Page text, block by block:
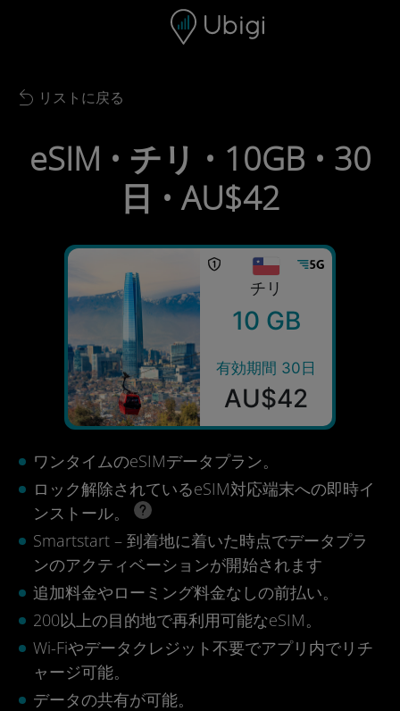
ナビゲーションバー フッター
Back to list
リストに戻る
eSIM • チリ • 10GB • 30
日 • AU$42
チリ
10 GB
有効期間 30日
AU$42
ワンタイムのeSIMデータプラン。
ロック解除されているeSIM対応端末への即時イ
ンストール。
Smartstart – 到着地に着いた時点でデータプラ
ンのアクティベーションが開始されます
追加料金やローミング料金なしの前払い。
200以上の目的地で再利用可能なeSIM。
Wi-Fiやデータクレジット不要でアプリ内でリチ
ャージ可能。
データの共有が可能。